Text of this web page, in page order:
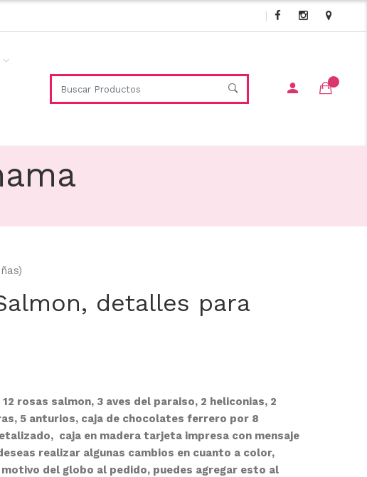
|
detalles para
rosas salmon, 3 aves del paraiso, 2 heliconias, 2
5 anturios, caja de chocolates ferrero por 8
caja en madera tarjeta impresa con mensaje
realizar algunas cambios en cuanto a color,
del globo al pedido, puedes agregar esto al